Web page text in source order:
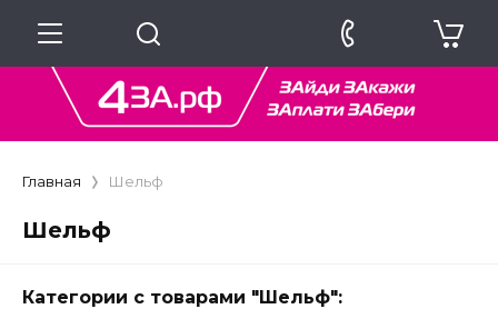
Главная Шельф
Шельф
Категории с товарами "Шельф":